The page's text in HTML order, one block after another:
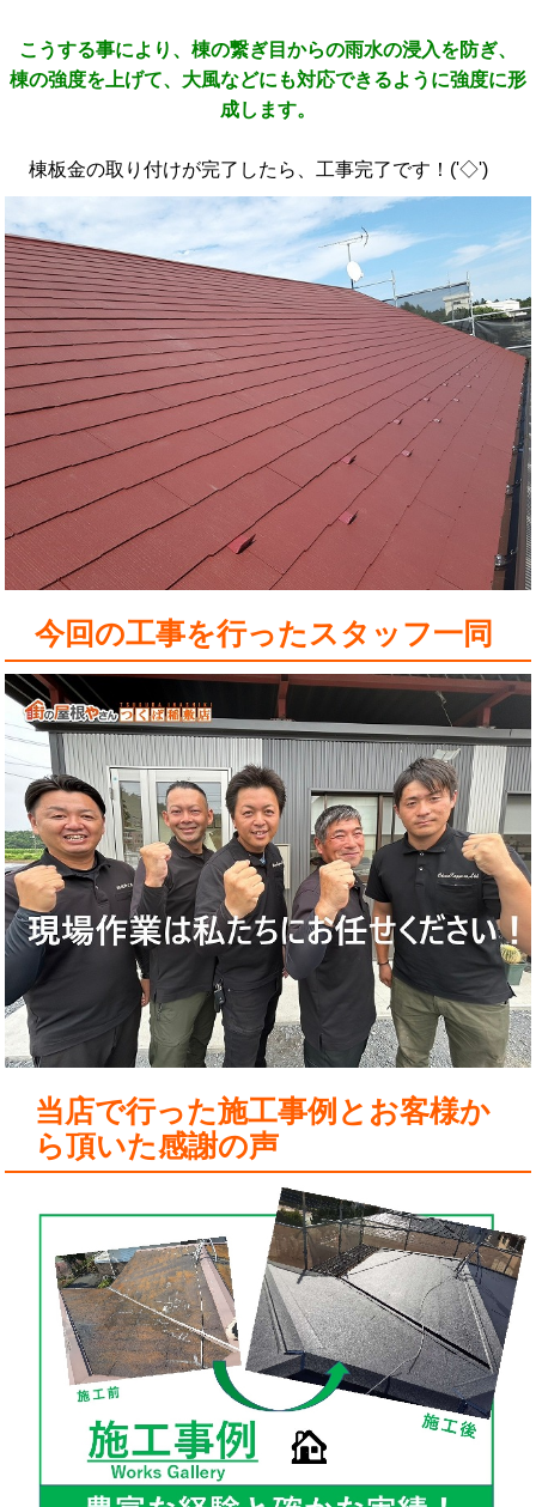
こうする事により、棟の繋ぎ目からの雨水の浸入を防ぎ、
棟の強度を上げて、大風などにも対応できるように強度に形
成します。
棟板金の取り付けが完了したら、工事完了です！('◇')ゞ
今回の工事を行ったスタッフ一同
当店で行った施工事例とお客様か
ら頂いた感謝の声